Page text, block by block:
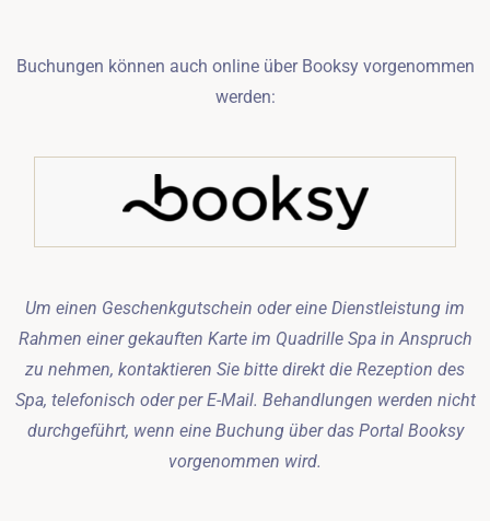
Buchungen können auch online über Booksy vorgenommen
werden:
Um einen Geschenkgutschein oder eine Dienstleistung im
Rahmen einer gekauften Karte im Quadrille Spa in Anspruch
zu nehmen, kontaktieren Sie bitte direkt die Rezeption des
Spa, telefonisch oder per E-Mail. Behandlungen werden nicht
durchgeführt, wenn eine Buchung über das Portal Booksy
vorgenommen wird.